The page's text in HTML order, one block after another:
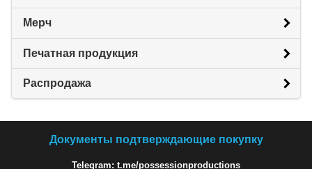
Мерч
Печатная продукция
Распродажа
Документы подтверждающие покупку
Telegram: t.me/possessionproductions